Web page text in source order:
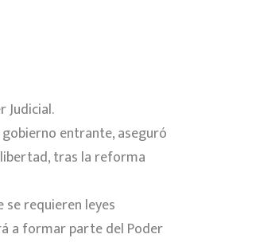
Judicial.
entrante, aseguró
tras la reforma
requieren leyes
a formar parte del Poder